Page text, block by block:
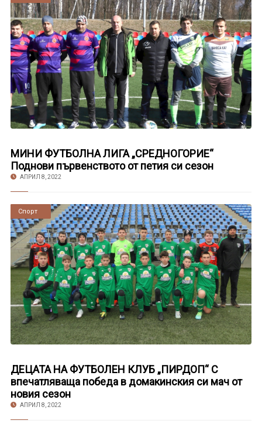
МИНИ ФУТБОЛНА ЛИГА „СРЕДНОГОРИЕ“
Поднови първенството от петия си сезон
АПРИЛ 8, 2022
Новини
Спорт
ДЕЦАТА НА ФУТБОЛЕН КЛУБ „ПИРДОП“ С
впечатляваща победа в домакинския си мач от
новия сезон
АПРИЛ 8, 2022